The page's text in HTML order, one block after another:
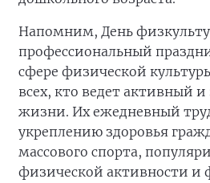
Напомним, День
профессиональный
сфере физической
всех, кто ведет активный
жизни. Их ежедневный
укреплению здоровья
массового спорта,
физической активности